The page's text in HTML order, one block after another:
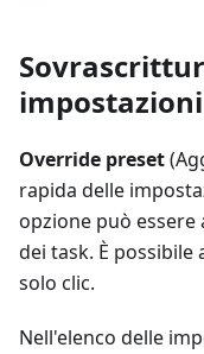
impostazioni
Override preset
rapida delle
opzione può
dei task. È
solo clic.
Nell'elenco delle